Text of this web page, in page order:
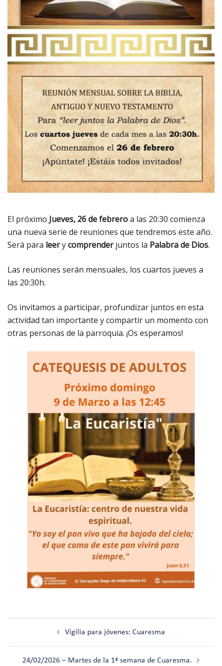
El próximo Jueves, 26 de febreroa las 20:30 comienza
una nueva serie de reuniones que tendremos este año.
Será para leerycomprenderjuntos la Palabra de Dios.
Las reuniones serán mensuales, los cuartos jueves a
las 20:30h.
Os invitamos a participar, profundizar juntos en esta
actividad tan importante y compartir un momento con
otras personas de la parroquia. ¡Os esperamos!
Vigilia para jóvenes: Cuaresma
24/02/2026 – Martes de la 1ª semana de Cuaresma.